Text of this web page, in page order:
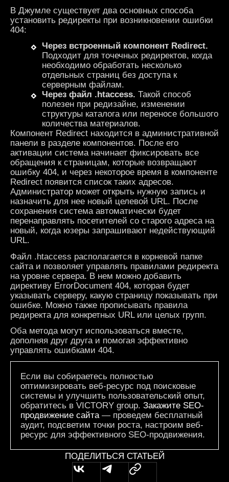
В Джумле существует два основных способа
установить редиректы при возникновении ошибки
404:
Через встроенный компонент Redirect.
Подходит для точечных редиректов, когда
необходимо обработать несколько
отдельных страниц без доступа к
серверным файлам.
Через файл .htaccess. Такой способ
полезен при редизайне, изменении
структуры каталога или переносе большого
количества материалов.
Компонент Redirect находится в административной
панели в разделе компонентов. После его
активации система начинает фиксировать все
обращения к страницам, которые возвращают
ошибку 404, и через некоторое время в компоненте
Redirect появится список таких адресов.
Администратор может открыть нужную запись и
назначить для нее новый целевой URL. После
сохранения система автоматически будет
перенаправлять посетителей со старого адреса на
новый, когда юзеры запрашивают недействующий
URL.
Файл .htaccess располагается в корневой папке
сайта и позволяет управлять правилами редиректа
на уровне сервера. В нем можно добавить
директиву ErrorDocument 404, которая будет
указывать серверу, какую страницу показывать при
ошибке. Можно также прописывать правила
редиректа для конкретных URL или целых групп.
Оба метода могут использоваться вместе,
дополняя друг друга и помогая эффективно
управлять ошибками 404.
Если вы собираетесь полностью
оптимизировать веб-ресурс под поисковые
системы и улучшить пользовательский опыт,
обратитесь в VICTORY group. Закажите SEO-
продвижение сайта— проведем бесплатный
аудит, подсветим точки роста, настроим веб-
ресурс для эффективного SEO-продвижения.
ПОДЕЛИТЬСЯ СТАТЬЕЙ